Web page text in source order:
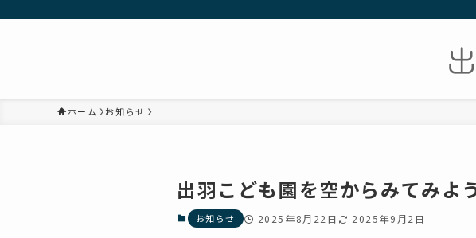
ホーム お知らせ
出羽こども園を空からみてみよ
お知らせ 2025年8月22日 2025年9月2日